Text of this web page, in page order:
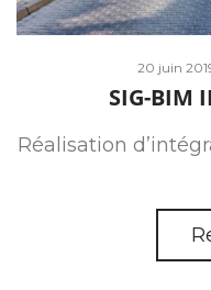
Posted
on
20 juin
SIG-BIM
Réalisation